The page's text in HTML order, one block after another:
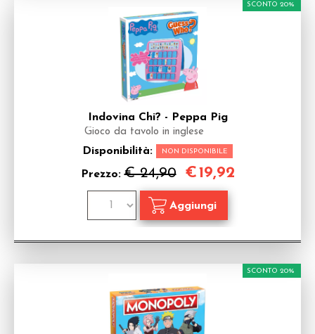
Indovina Chi? - Peppa Pig
Gioco da tavolo in inglese
Disponibilità: NON DISPONIBILE
Prezzo:€ 24,90
SCONTO 20%
€19,92
SCONTO 20%